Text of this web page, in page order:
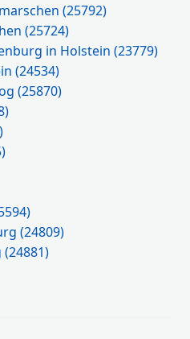
(25792)
(25724)
in Holstein(23779)
(24534)
(25870)
(24809)
(24881)